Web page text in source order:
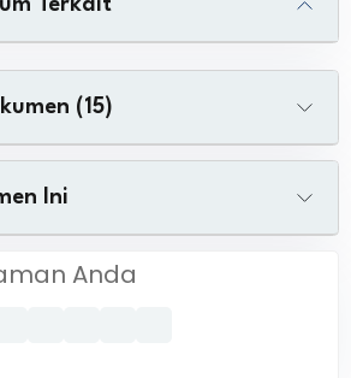
Terkait
(15)
Ini
Anda